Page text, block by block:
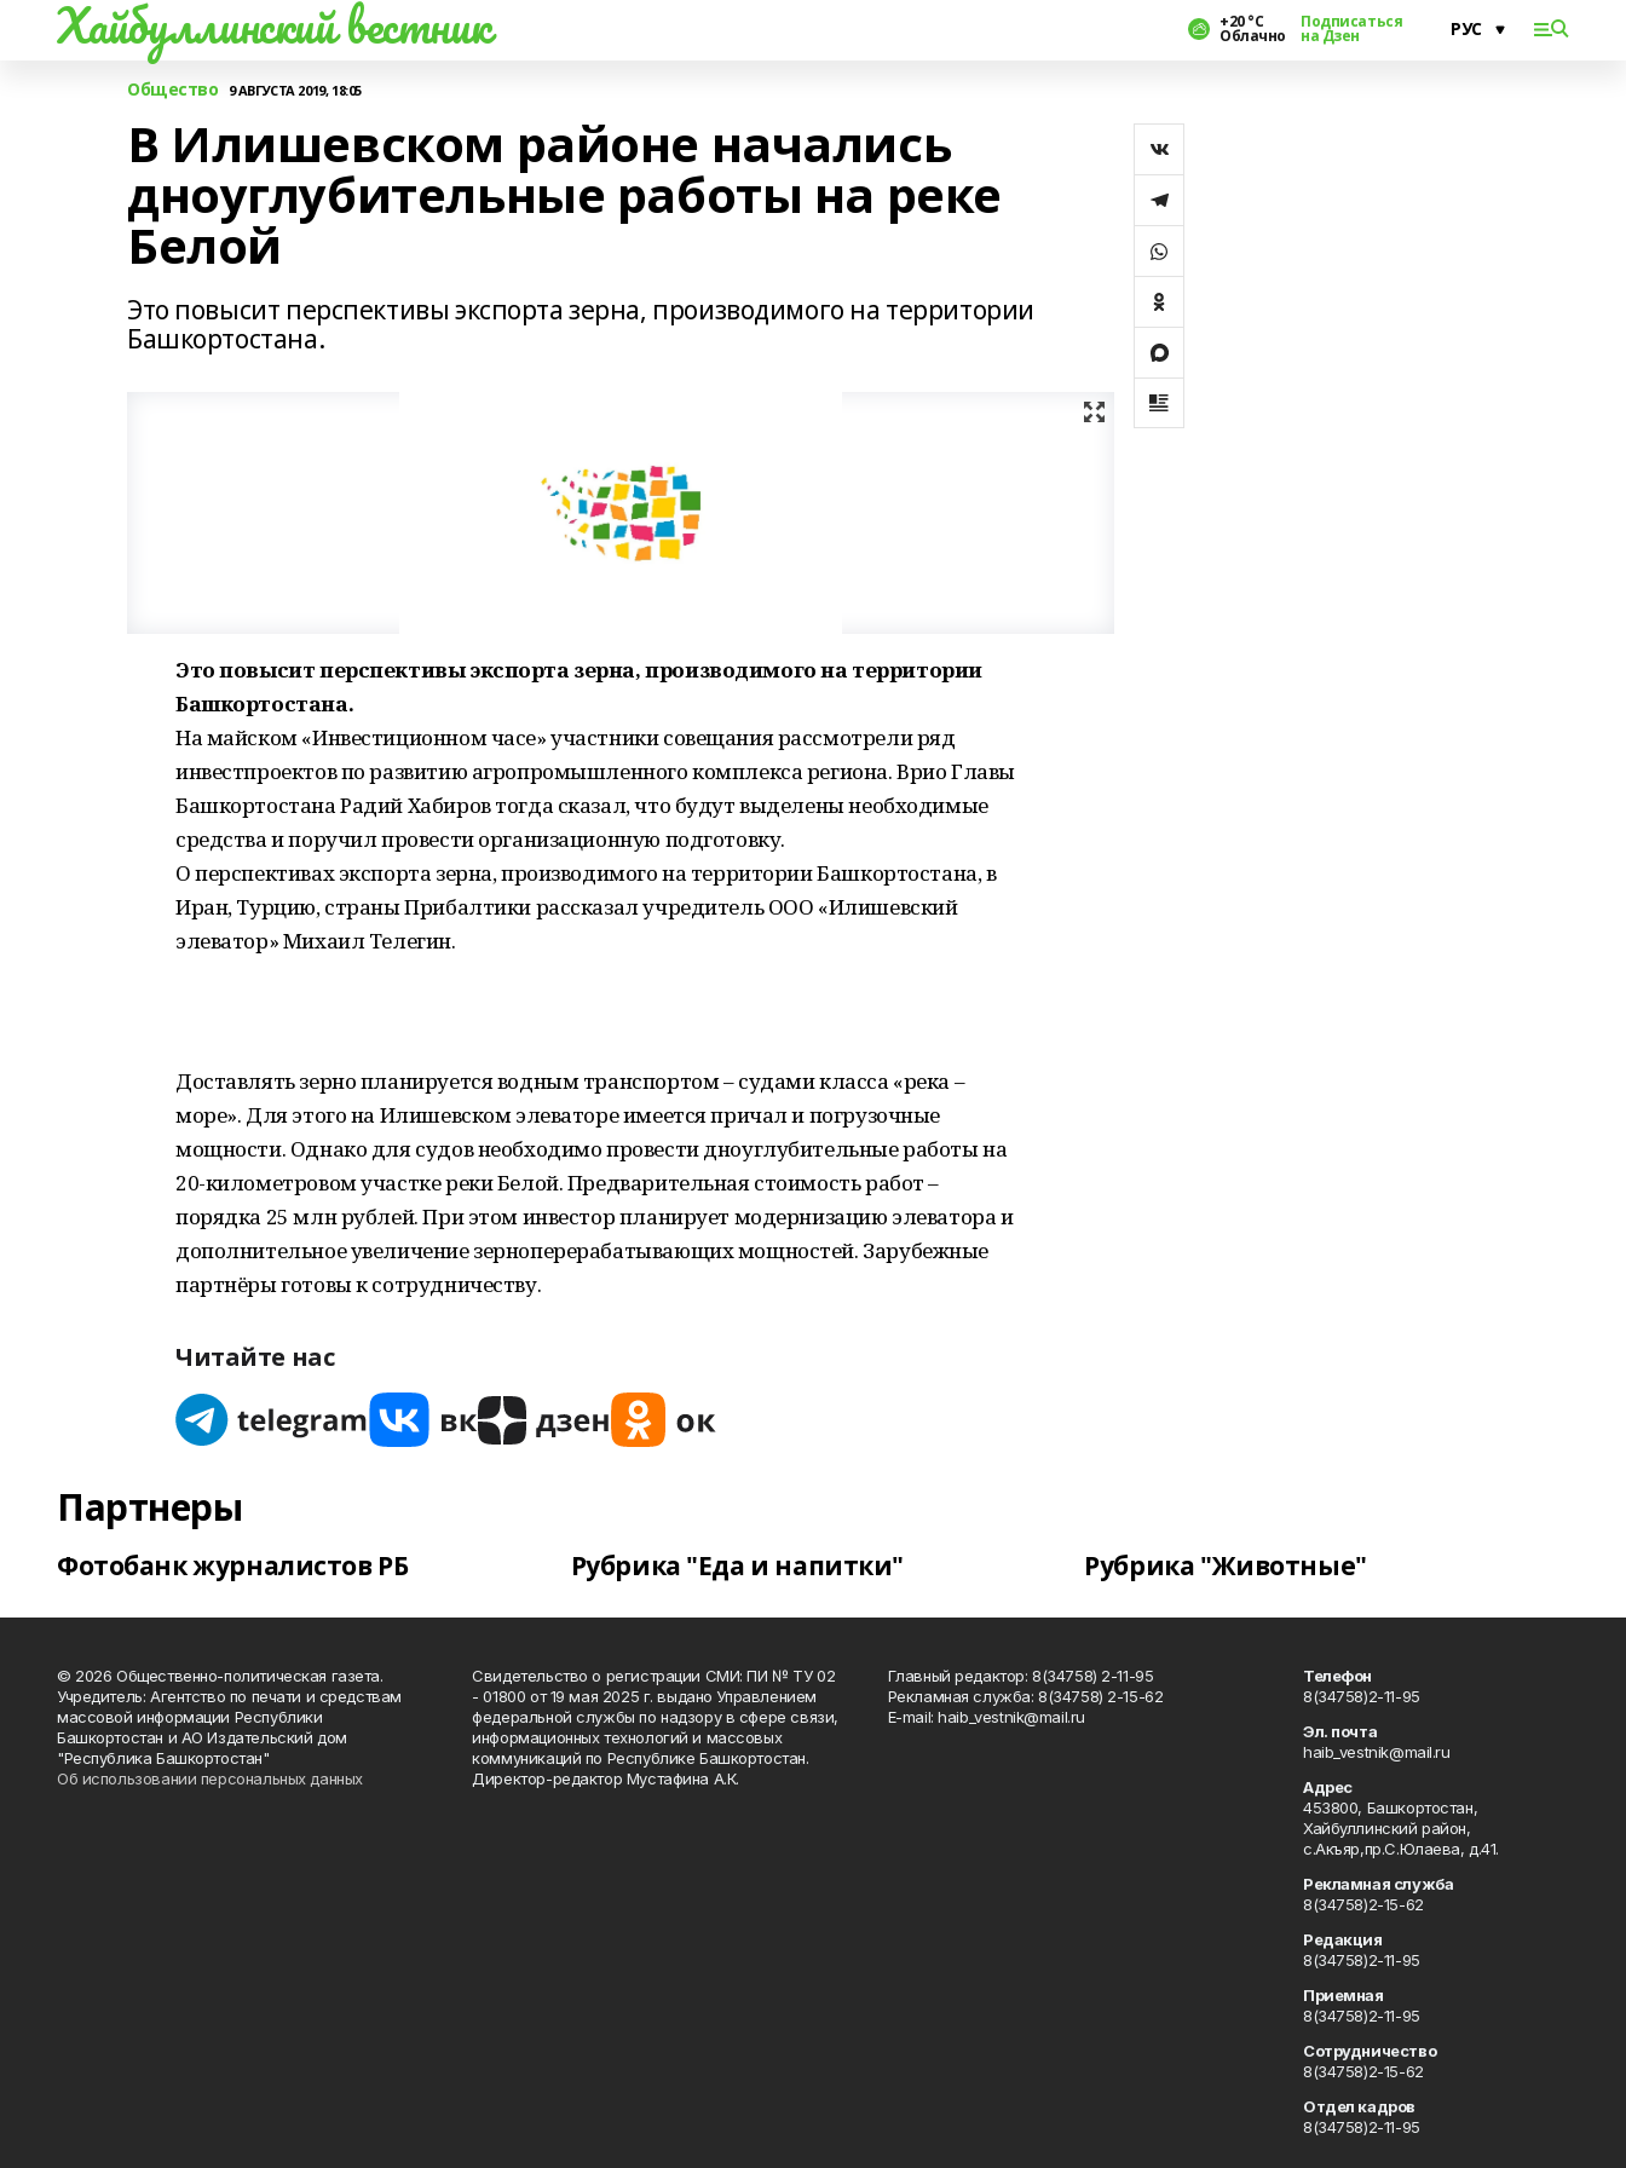
Хайбуллинский вестник +20 °С
Облачно
Подписаться
на Дзен
Общество 9 АВГУСТА 2019, 18:05
В Илишевском районе начались
дноуглубительные работы на реке
Белой
Это повысит перспективы экспорта зерна, производимого на территории
Башкортостана.
Это повысит перспективы экспорта зерна, производимого на территории
Башкортостана.
На майском «Инвестиционном часе» участники совещания рассмотрели ряд
инвестпроектов по развитию агропромышленного комплекса региона. Врио Главы
Башкортостана Радий Хабиров тогда сказал, что будут выделены необходимые
средства и поручил провести организационную подготовку.
О перспективах экспорта зерна, производимого на территории Башкортостана, в
Иран, Турцию, страны Прибалтики рассказал учредитель ООО «Илишевский
элеватор» Михаил Телегин.
Доставлять зерно планируется водным транспортом – судами класса «река –
море». Для этого на Илишевском элеваторе имеется причал и погрузочные
мощности. Однако для судов необходимо провести дноуглубительные работы на
20-километровом участке реки Белой. Предварительная стоимость работ –
порядка 25 млн рублей. При этом инвестор планирует модернизацию элеватора и
дополнительное увеличение зерноперерабатывающих мощностей. Зарубежные
партнёры готовы к сотрудничеству.
Читайте нас
Партнеры
Фотобанк журналистов РБ Рубрика "Еда и напитки" Рубрика "Животные"
© 2026 Общественно-политическая газета.
Учредитель: Агентство по печати и средствам
массовой информации Республики
Башкортостан и АО Издательский дом
"Республика Башкортостан"
Об использовании персональных данных
Свидетельство о регистрации СМИ: ПИ № ТУ 02
- 01800 от 19 мая 2025 г. выдано Управлением
федеральной службы по надзору в сфере связи,
информационных технологий и массовых
коммуникаций по Республике Башкортостан.
Директор-редактор Мустафина А.К.
Главный редактор: 8(34758) 2-11-95
Рекламная служба: 8(34758) 2-15-62
Е-mаil: haib_vestnik@mail.ru
Телефон
8(34758)2-11-95
Эл. почта
haib_vestnik@mail.ru
Адрес
453800, Башкортостан,
Хайбуллинский район,
с.Акъяр,пр.С.Юлаева, д.41.
Рекламная служба
8(34758)2-15-62
Редакция
8(34758)2-11-95
Приемная
8(34758)2-11-95
Сотрудничество
8(34758)2-15-62
Отдел кадров
8(34758)2-11-95